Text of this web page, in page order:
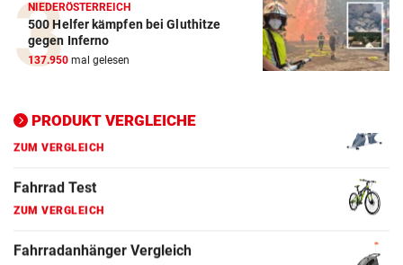
NIEDERÖSTERREICH
500 Helfer kämpfen bei Gluthitze
gegen Inferno
137.950 mal gelesen
PRODUKT VERGLEICHE
Elektro-Scooter Vergleich
ZUM VERGLEICH
ZUM VERGLEICH
Fahrrad Test
Fahrradanhänger Vergleich